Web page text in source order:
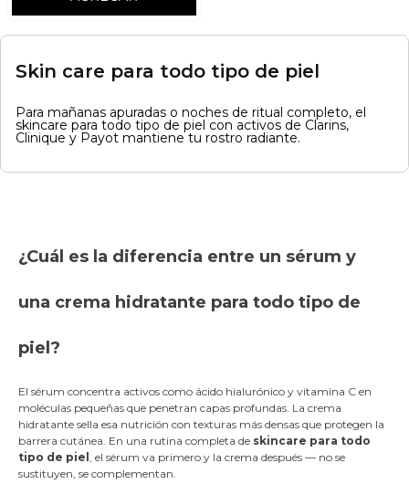
Skin care para todo tipo de piel
Para mañanas apuradas o noches de ritual completo, el
skincare para todo tipo de piel con activos de Clarins,
Clinique y Payot mantiene tu rostro radiante.
¿Cuál es la diferencia entre un sérum y
una crema hidratante para todo tipo de
piel?
El sérum concentra activos como ácido hialurónico y vitamina C en
moléculas pequeñas que penetran capas profundas. La crema
hidratante sella esa nutrición con texturas más densas que protegen la
barrera cutánea. En una rutina completa de skincare para todo
tipo de piel , el sérum va primero y la crema después — no se
sustituyen, se complementan.